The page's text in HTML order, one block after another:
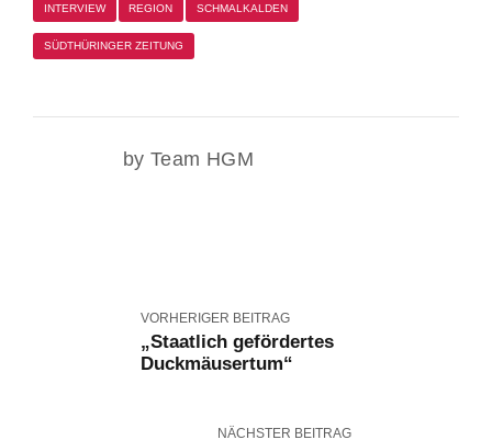
INTERVIEW REGION SCHMALKALDEN
SÜDTHÜRINGER ZEITUNG
by Team HGM
VORHERIGER BEITRAG
„Staatlich gefördertes
Duckmäusertum“
NÄCHSTER BEITRAG